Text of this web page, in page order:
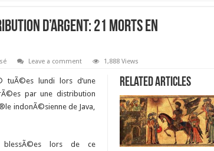
d’argent: 21 morts en
Leave a comment 1,888 Views
Related Articles
lundi lors d’une
par une distribution
indonÃ©sienne de Java,
blessÃ©es lors de ce